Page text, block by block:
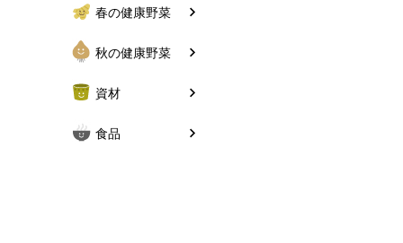
春の健康野菜
秋の健康野菜
資材
食品